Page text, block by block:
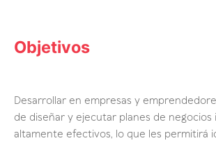
Objetivos
Desarrollar en empresas y
de diseñar y ejecutar planes de negocios
altamente efectivos, lo que les permitirá